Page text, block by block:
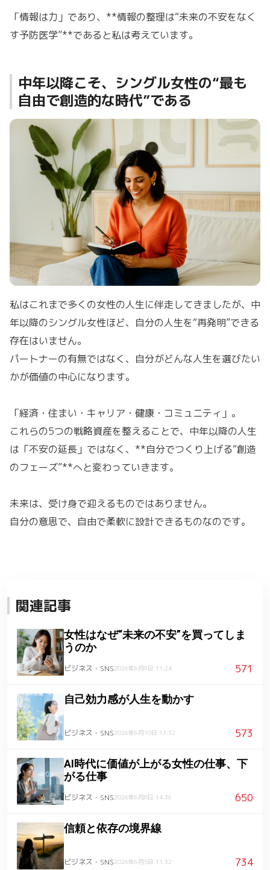
「情報は力」であり、**情報の整理は“未来の不安をなく
す予防医学”**であると私は考えています。
中年以降こそ、シングル女性の“最も
自由で創造的な時代”である
私はこれまで多くの女性の人生に伴走してきましたが、中
年以降のシングル女性ほど、自分の人生を“再発明”できる
存在はいません。
パートナーの有無ではなく、自分がどんな人生を選びたい
かが価値の中心になります。
「経済・住まい・キャリア・健康・コミュニティ」。
これらの5つの戦略資産を整えることで、中年以降の人生
は「不安の延長」ではなく、**自分でつくり上げる“創造
のフェーズ”**へと変わっていきます。
未来は、受け身で迎えるものではありません。
自分の意思で、自由で柔軟に設計できるものなのです。
関連記事
女性はなぜ“未来の不安”を買ってしま
うのか
ビジネス・SNS2026年6月9日 11:24 571
自己効力感が人生を動かす
ビジネス・SNS2026年6月10日 13:32 573
AI時代に価値が上がる女性の仕事、下
がる仕事
ビジネス・SNS2026年6月8日 14:36 650
信頼と依存の境界線
ビジネス・SNS2026年6月5日 11:32 734